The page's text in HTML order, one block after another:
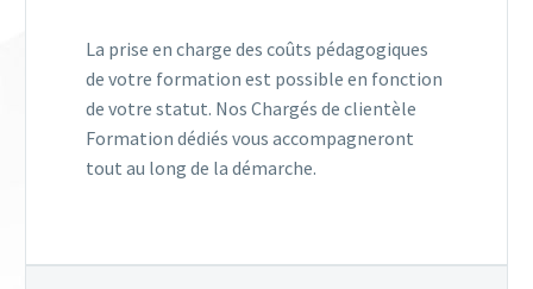
La prise en charge des coûts pédagogiques
de votre formation est possible en fonction
de votre statut. Nos Chargés de clientèle
Formation dédiés vous accompagneront
tout au long de la démarche.